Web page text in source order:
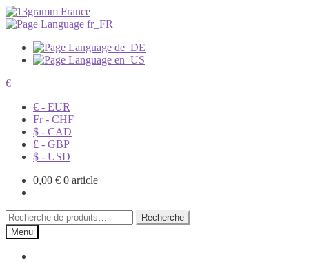
€
€ - EUR
Fr - CHF
$ - CAD
£ - GBP
$ - USD
0,00 € 0 article
Recherche
pour :
Recherche
Menu